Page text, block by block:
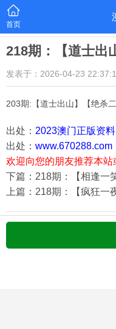
首页
218期：【道士出
发表于：2026-04-23
203期:【道士出山】【绝杀
出处： 2023澳门正版资料
出处： www.670288.com
欢迎向您的朋友推荐本站
下篇：218期：【相逢一
上篇：218期：【疯狂一